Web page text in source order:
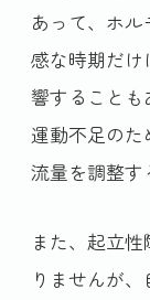
あって、ホ
感な時期だ
響することも
運動不足の
流量を調整す
また、起立
りませんが